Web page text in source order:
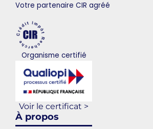
Votre partenaire CIR agréé
Organisme certifié
Voir le certificat >
À propos